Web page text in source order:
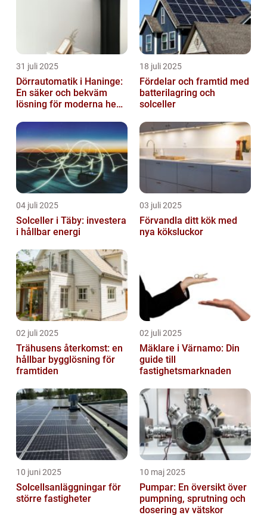
31 juli 2025
Dörrautomatik i Haninge:
En säker och bekväm
lösning för moderna hem
18 juli 2025
Fördelar och framtid med
batterilagring och
solceller
04 juli 2025
Solceller i Täby: investera
i hållbar energi
03 juli 2025
Förvandla ditt kök med
nya köksluckor
02 juli 2025
Trähusens återkomst: en
hållbar bygglösning för
framtiden
02 juli 2025
Mäklare i Värnamo: Din
guide till
fastighetsmarknaden
10 juni 2025
Solcellsanläggningar för
större fastigheter
10 maj 2025
Pumpar: En översikt över
pumpning, sprutning och
dosering av vätskor